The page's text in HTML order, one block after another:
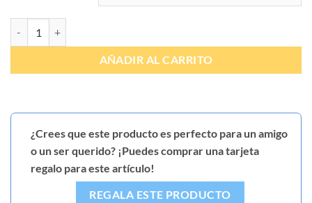
AÑADIR AL CARRITO
¿Crees que este producto es perfecto para un amigo
o un ser querido? ¡Puedes comprar una tarjeta
regalo para este artículo!
REGALA ESTE PRODUCTO